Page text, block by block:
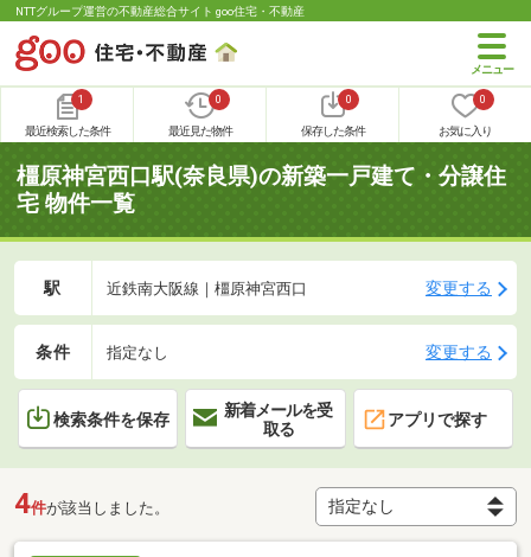
NTTグループ運営の不動産総合サイト goo住宅・不動産
1
最近検索した条件
0
最近見た物件
0
保存した条件
0
お気に入り
橿原神宮西口駅(奈良県)の新築一戸建て・分譲住
宅 物件一覧
駅 近鉄南大阪線｜橿原神宮西口 変更する
条件 指定なし 変更する
検索条件を保存
新着メールを受
取る
アプリで探す
4件が該当しました。